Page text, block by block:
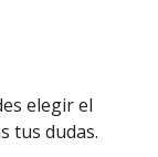
elegir el
tus dudas.